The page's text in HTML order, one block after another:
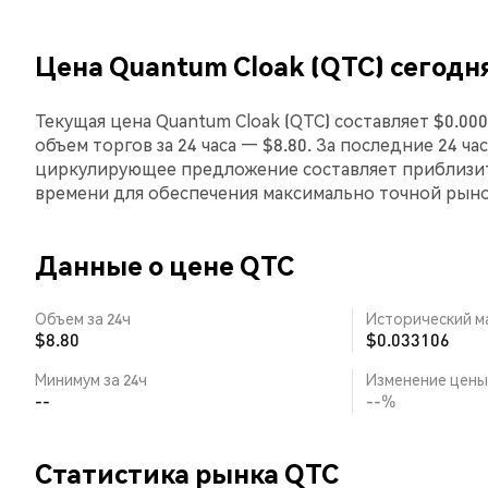
Цена Quantum Cloak (QTC)
Текущая цена Quantum Cloak (QTC) составляет
объем торгов за 24 часа — $8.80. За последние 24
циркулирующее предложение составляет
времени для обеспечения максимально точной
Данные о цене QTC
Объем за 24ч
$8.80
Исторический
$0.033106
Минимум за 24ч
--
Изменение цены
--%
Статистика рынка QTC